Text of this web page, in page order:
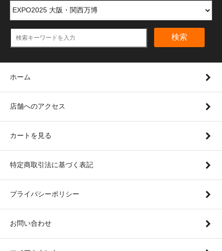
検索
ホーム
店舗へのアクセス
カートを見る
特定商取引法に基づく表記
プライバシーポリシー
お問い合わせ